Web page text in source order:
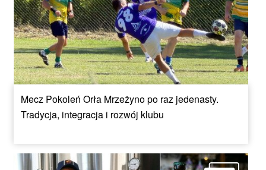
Mecz Pokoleń Orła Mrzeżyno po raz jedenasty.
Tradycja, integracja i rozwój klubu